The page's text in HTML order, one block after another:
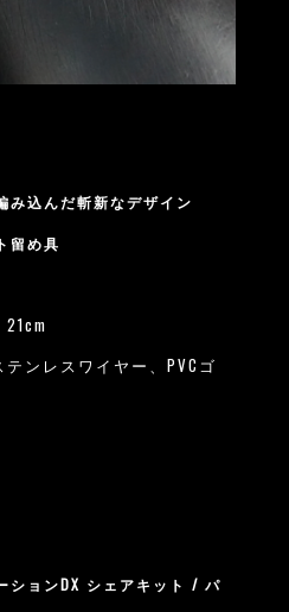
み込んだ斬新なデザイン
留め具
ンレスワイヤー、PVCゴ
ションDX シェアキット / パ